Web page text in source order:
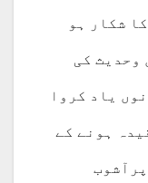
شکار ہو
وحدیث کی
یاد کروا
ہونے کے